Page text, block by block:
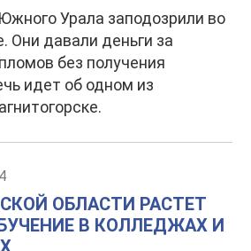
Урала заподозрили во
Они давали деньги за
без получения
идет об одном из
ОБЛАСТИ РАСТЕТ
В КОЛЛЕДЖАХ И